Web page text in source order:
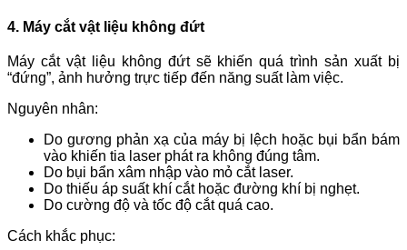
4. Máy cắt vật liệu không đứt
Máy cắt vật liệu không đứt sẽ khiến quá trình sản xuất bị
“đứng”, ảnh hưởng trực tiếp đến năng suất làm việc.
Nguyên nhân:
Do gương phản xạ của máy bị lệch hoặc bụi bẩn bám
vào khiến tia laser phát ra không đúng tâm.
Do bụi bẩn xâm nhập vào mỏ cắt laser.
Do thiếu áp suất khí cắt hoặc đường khí bị nghẹt.
Do cường độ và tốc độ cắt quá cao.
Cách khắc phục: